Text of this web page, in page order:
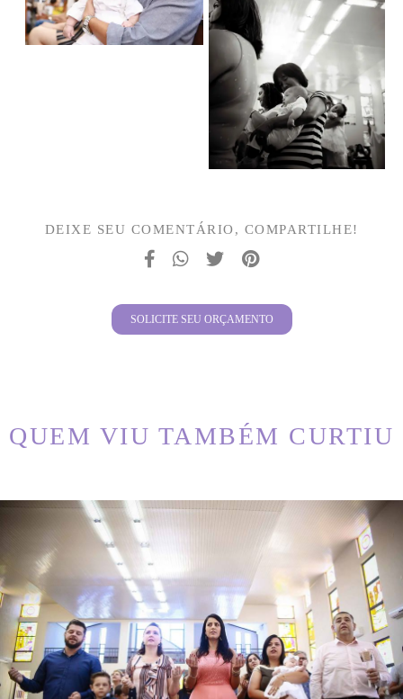
DEIXE SEU COMENTÁRIO, COMPARTILHE!
SOLICITE SEU ORÇAMENTO
QUEM VIU TAMBÉM CURTIU